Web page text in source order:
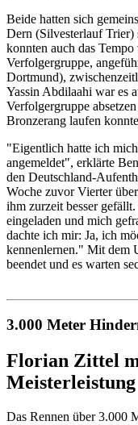
Beide hatten sich
Dern (Silvesterlauf Trier)
konnten auch das
Verfolgergruppe,
Dortmund),
Yassin Abdilaahi war es
Verfolgergruppe
Bronzerang laufen
"Eigentlich hatte ich
angemeldet", erklärte
den Deutschland-
Woche zuvor Vierter
ihm zurzeit besser
eingeladen und mich
dachte ich mir: Ja, ich
kennenlernen." Mit dem
beendet und es warten
3.000 Meter
Florian Zittel
Meisterleistung
Das Rennen über 3.000